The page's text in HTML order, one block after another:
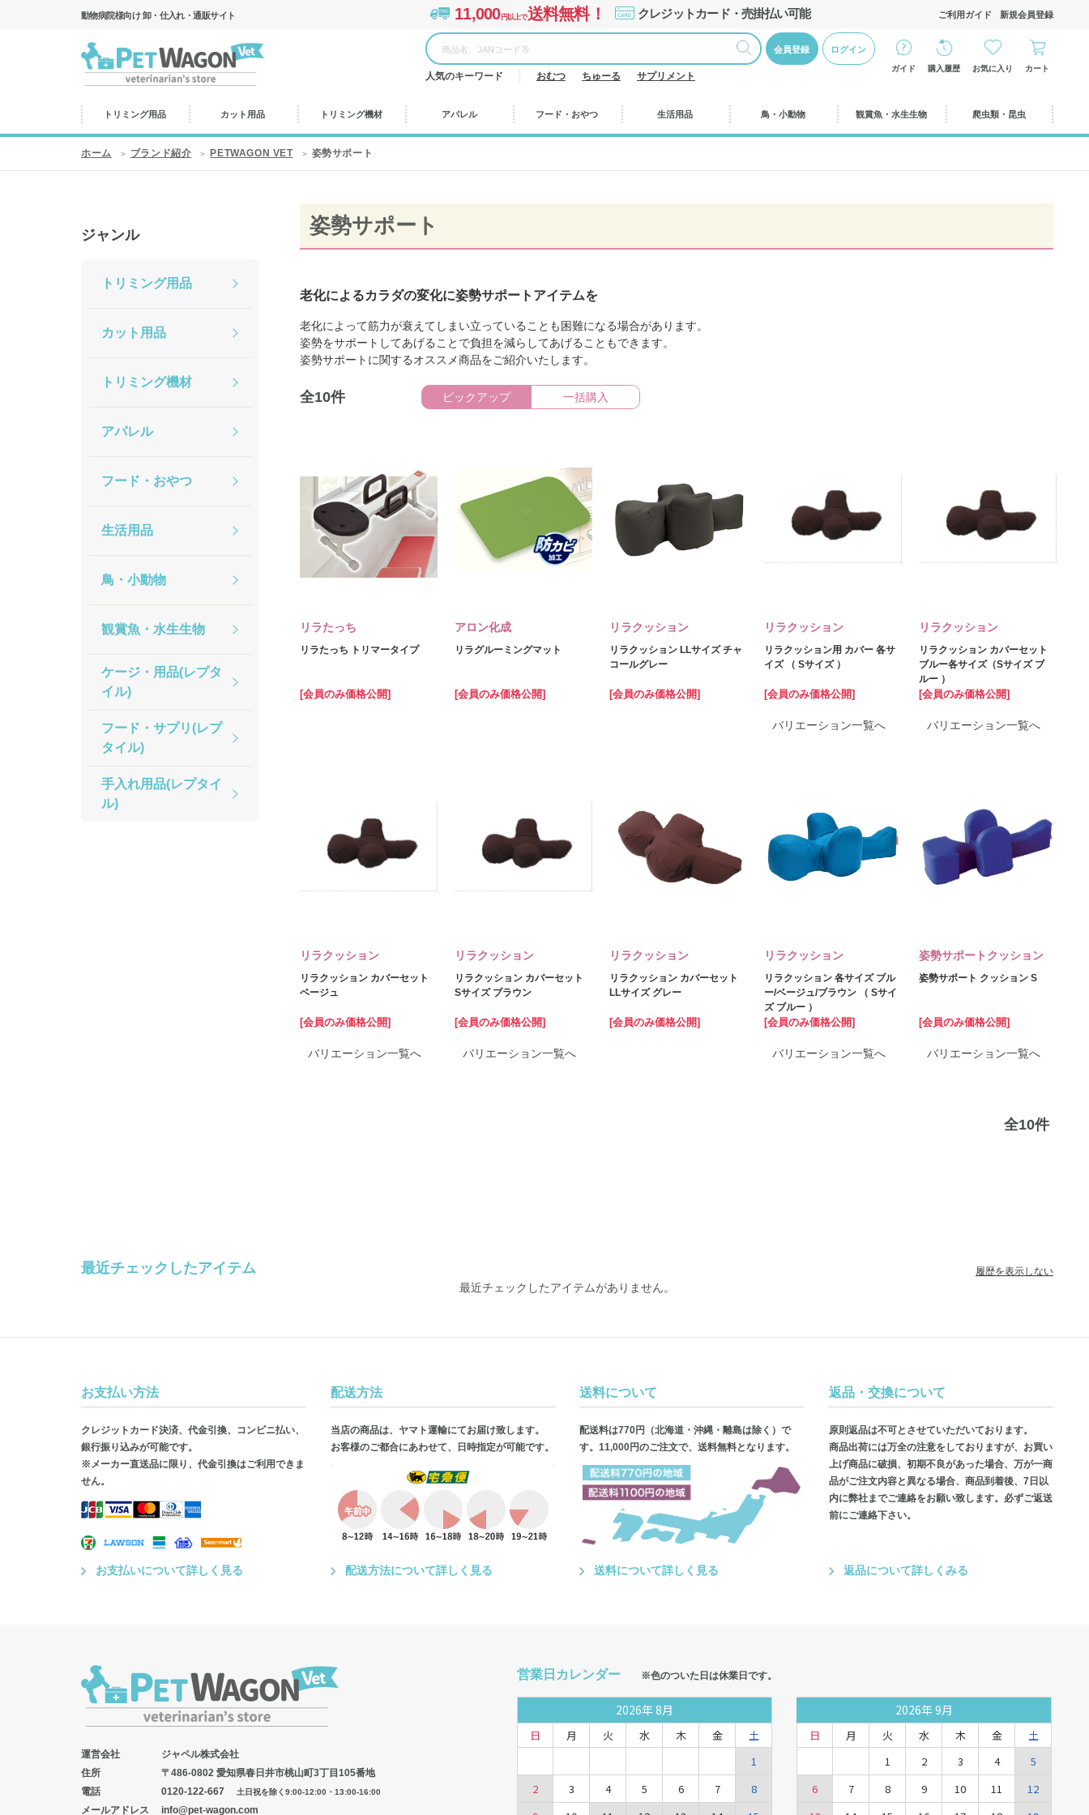
動物病院様向け 卸・仕入れ・通販サイト 11,000円以上で送料無料！ クレジットカード・売掛払い可能
会員登録 ログイン
人気のキーワード おむつ ちゅーる サプリメント
ご利用ガイド 新規会員登録
ガイド 購入履歴 お気に入り カート
トリミング用品 カット用品 トリミング機材 アパレル フード・おやつ 生活用品 鳥・小動物 観賞魚・水生生物 爬虫類・昆虫
ホーム ブランド紹介 PETWAGON VET 姿勢サポート
ジャンル
トリミング用品
カット用品
トリミング機材
アパレル
フード・おやつ
生活用品
鳥・小動物
観賞魚・水生生物
ケージ・用品(レプタ
イル)
フード・サプリ(レプ
タイル)
手入れ用品(レプタイ
ル)
姿勢サポート
老化によるカラダの変化に姿勢サポートアイテムを
老化によって筋力が衰えてしまい立っていることも困難になる場合があります。
姿勢をサポートしてあげることで負担を減らしてあげることもできます。
姿勢サポートに関するオススメ商品をご紹介いたします。
全10件 ピックアップ 一括購入
リラたっち
リラたっち トリマータイプ
[会員のみ価格公開]
アロン化成
リラグルーミングマット
[会員のみ価格公開]
リラクッション
リラクッション LLサイズ チャ
コールグレー
[会員のみ価格公開]
リラクッション
リラクッション用 カバー 各サ
イズ （ Sサイズ ）
[会員のみ価格公開]
バリエーション一覧へ
リラクッション
リラクッション カバーセット
ブルー各サイズ（Sサイズ ブ
ルー ）
[会員のみ価格公開]
バリエーション一覧へ
リラクッション
リラクッション カバーセット
ベージュ
[会員のみ価格公開]
バリエーション一覧へ
リラクッション
リラクッション カバーセット
Sサイズ ブラウン
[会員のみ価格公開]
バリエーション一覧へ
リラクッション
リラクッション カバーセット
LLサイズ グレー
[会員のみ価格公開]
リラクッション
リラクッション 各サイズ ブル
ー/ベージュ/ブラウン （ Sサイ
ズ ブルー ）
[会員のみ価格公開]
バリエーション一覧へ
姿勢サポートクッション
姿勢サポート クッション S
[会員のみ価格公開]
バリエーション一覧へ
全10件
最近チェックしたアイテム
最近チェックしたアイテムがありません。
履歴を表示しない
お支払い方法
クレジットカード決済、代金引換、コンビニ払い、
銀行振り込みが可能です。
※メーカー直送品に限り、代金引換はご利用できま
せん。
お支払いについて詳しく見る
配送方法
当店の商品は、ヤマト運輸にてお届け致します。
お客様のご都合にあわせて、日時指定が可能です。
配送方法について詳しく見る
送料について
配送料は770円（北海道・沖縄・離島は除く）で
す。11,000円のご注文で、送料無料となります。
送料について詳しく見る
返品・交換について
原則返品は不可とさせていただいております。
商品出荷には万全の注意をしておりますが、お買い
上げ商品に破損、初期不良があった場合、万が一商
品がご注文内容と異なる場合、商品到着後、7日以
内に弊社までご連絡をお願い致します。必ずご返送
前にご連絡下さい。
返品について詳しくみる
運営会社
ジャペル株式会社
住所
〒486-0802 愛知県春日井市桃山町3丁目105番地
電話
0120-122-667 土日祝を除く9:00-12:00・13:00-16:00
メールアドレス info@pet-wagon.com
営業日カレンダー ※色のついた日は休業日です。
2026年8月
日 月 火 水 木 金
土
1
2
3 4 5 6 7
8
2026年9月
日 月 火 水 木 金
土
1
2 3 4
5
6
7 8 9 10 11
12